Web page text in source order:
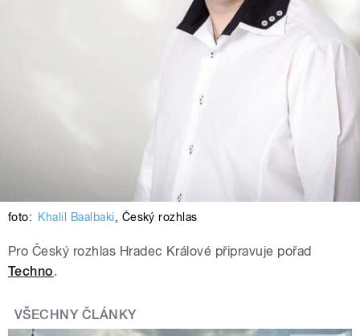
foto: Khalil Baalbaki, Český rozhlas
Pro Český rozhlas Hradec Králové připravuje pořad
Techno.
VŠECHNY ČLÁNKY